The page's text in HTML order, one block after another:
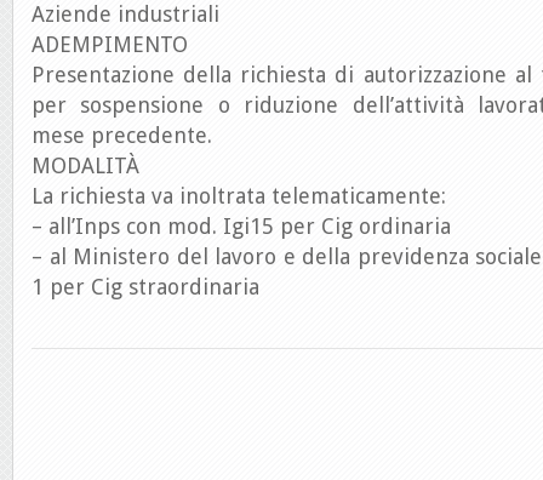
Aziende industriali
ADEMPIMENTO
Presentazione della richiesta di autorizzazione
per sospensione o riduzione dell’attività
mese precedente.
MODALITÀ
La richiesta va inoltrata telematicamente:
– all’Inps con mod. Igi15 per Cig ordinaria
– al Ministero del lavoro e della previdenza
1 per Cig straordinaria